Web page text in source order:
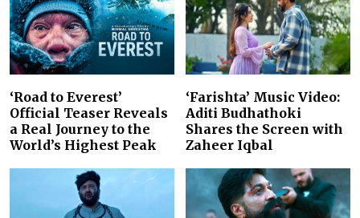
‘Road to Everest’
Official Teaser Reveals
a Real Journey to the
World’s Highest Peak
‘Farishta’ Music Video:
Aditi Budhathoki
Shares the Screen with
Zaheer Iqbal